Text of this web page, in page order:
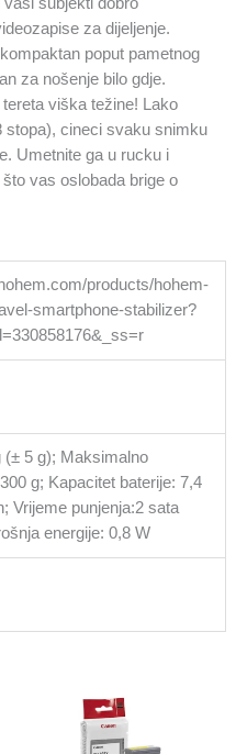
subjekti dobro
za dijeljenje.
poput pametnog
za nošenje bilo gdje.
viška težine! Lako
stopa), cineci svaku snimku
Umetnite ga u rucku i
vas oslobada brige o
products/hohem-
smartphone-stabilizer?
(± 5 g); Maksimalno
g; Kapacitet baterije: 7,4
Vrijeme punjenja:2 sata
energije: 0,8 W